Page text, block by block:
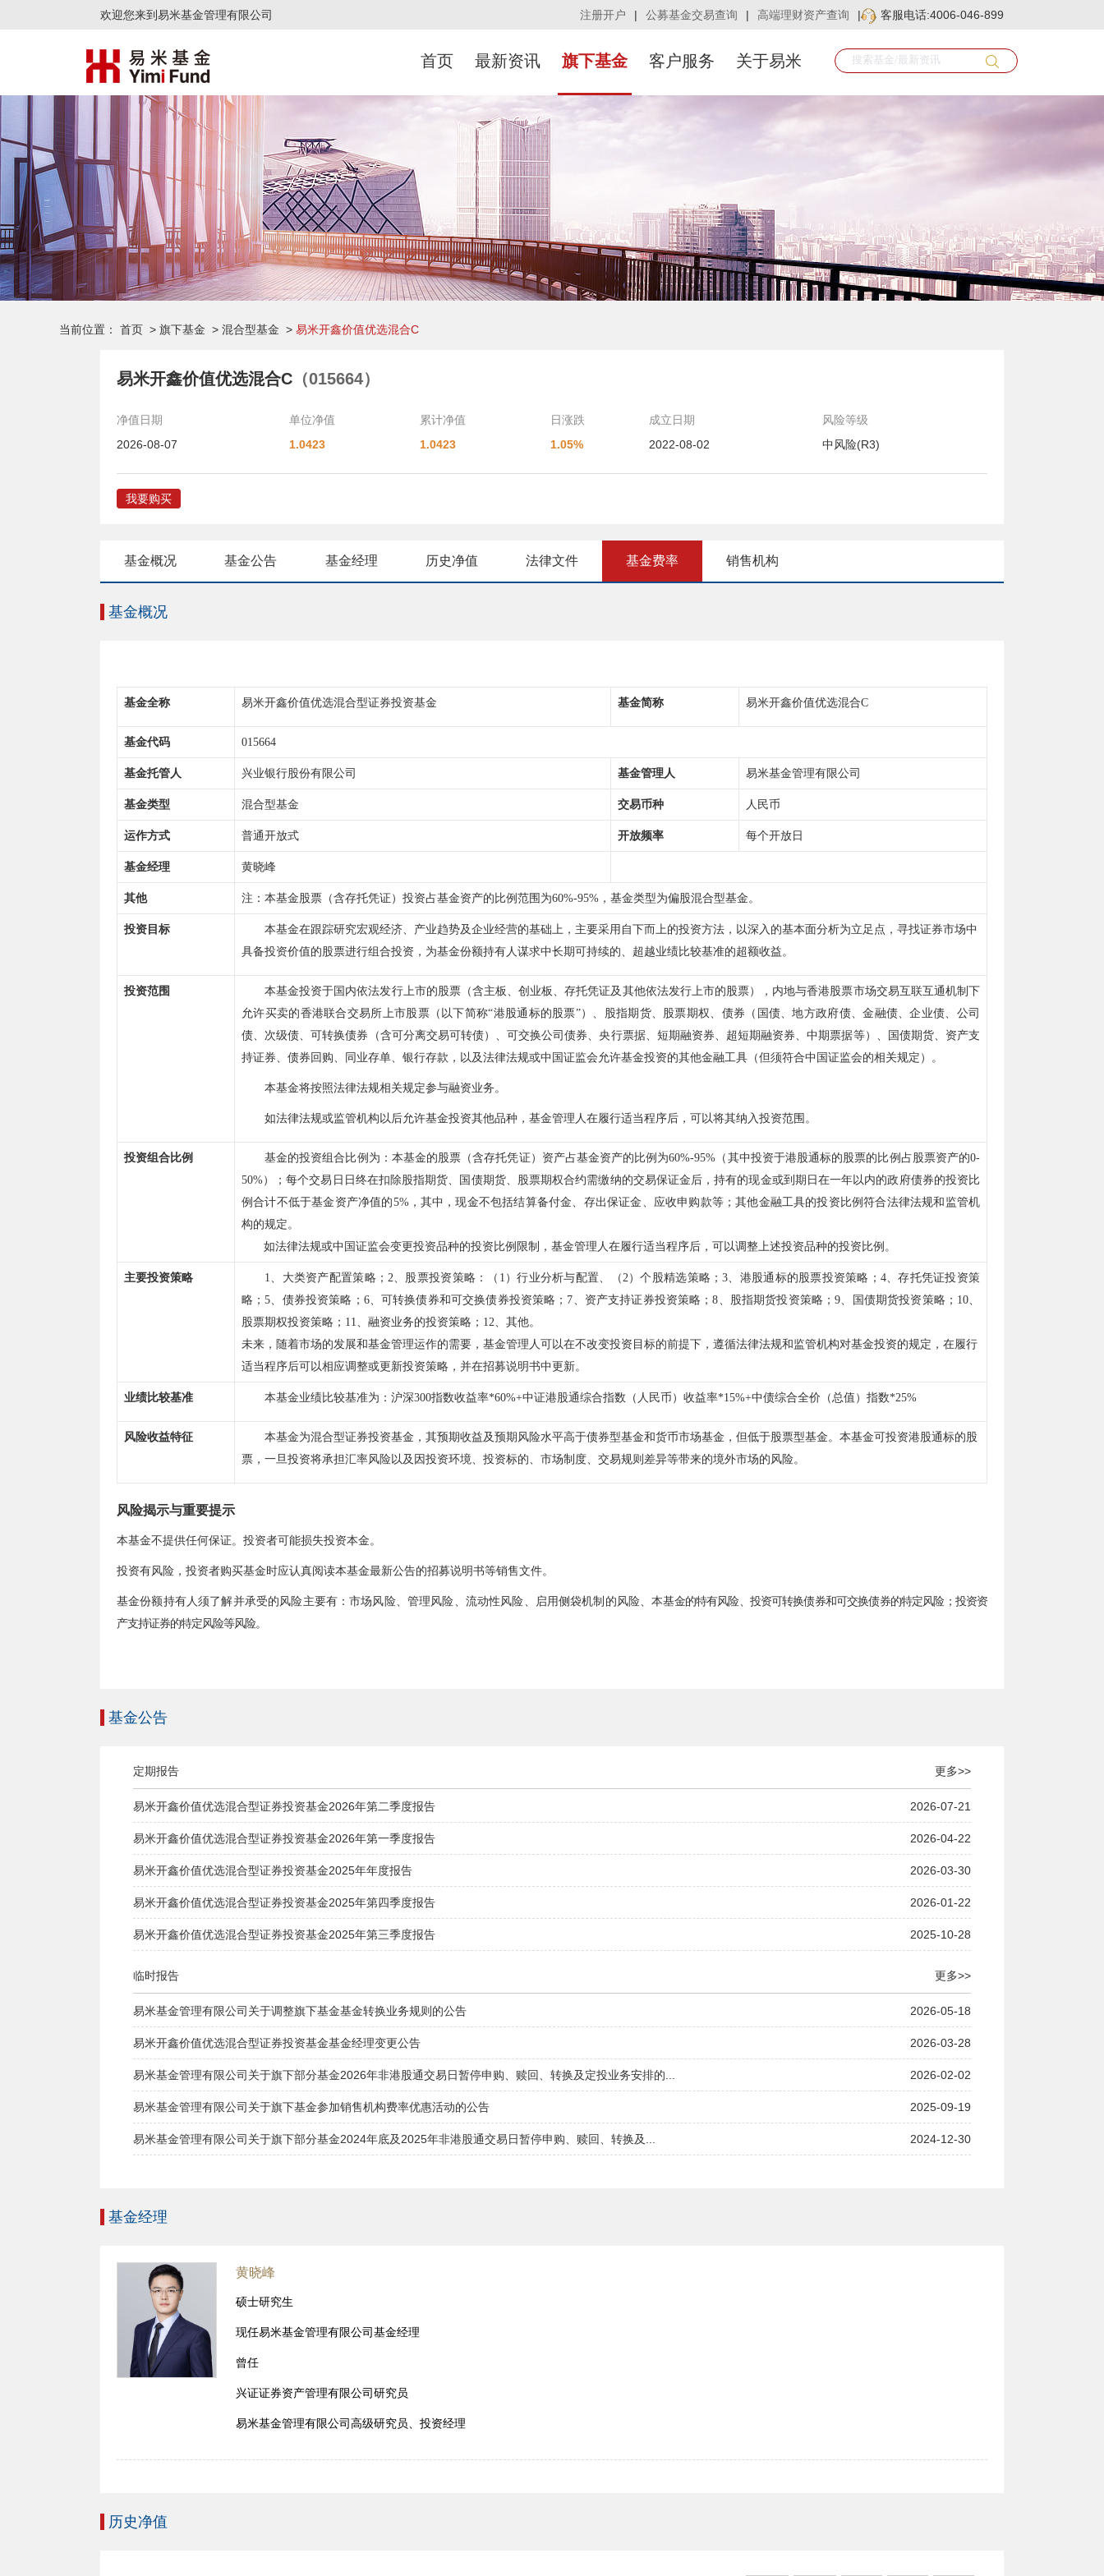
欢迎您来到易米基金管理有限公司 注册开户 | 公募基金交易查询 | 高端理财资产查询 | 客服电话:4006-046-899
首页 最新资讯 旗下基金 客户服务 关于易米
当前位置： 首页 > 旗下基金 > 混合型基金 > 易米开鑫价值优选混合C
易米开鑫价值优选混合C （015664）
净值日期 单位净值 累计净值 日涨跌 成立日期
风险等级
2026-08-07
1.0423 1.0423 1.05% 2022-08-02 中风险(R3)
我要购买
基金概况 基金公告 基金经理 历史净值 法律文件 基金费率 销售机构
基金概况
基金全称 易米开鑫价值优选混合型证券投资基金 基金简称 易米开鑫价值优选混合C
基金代码 015664
基金托管人 兴业银行股份有限公司 基金管理人 易米基金管理有限公司
基金类型 混合型基金 交易币种 人民币
运作方式 普通开放式 开放频率 每个开放日
基金经理 黄晓峰
其他 注：本基金股票（含存托凭证）投资占基金资产的比例范围为60%-95%，基金类型为偏股混合型基金。
投资目标
本基金在跟踪研究宏观经济、产业趋势及企业经营的基础上，主要采用自下而上的投资方法，以深入的基本面分析为立足点，寻找证券市场中
具备投资价值的股票进行组合投资，为基金份额持有人谋求中长期可持续的、超越业绩比较基准的超额收益。
投资范围
本基金投资于国内依法发行上市的股票（含主板、创业板、存托凭证及其他依法发行上市的股票），内地与香港股票市场交易互联互通机制下
允许买卖的香港联合交易所上市股票（以下简称“港股通标的股票”）、股指期货、股票期权、债券（国债、地方政府债、金融债、企业债、公司
债、次级债、可转换债券（含可分离交易可转债）、可交换公司债券、央行票据、短期融资券、超短期融资券、中期票据等）、国债期货、资产支
持证券、债券回购、同业存单、银行存款，以及法律法规或中国证监会允许基金投资的其他金融工具（但须符合中国证监会的相关规定）。
本基金将按照法律法规相关规定参与融资业务。
如法律法规或监管机构以后允许基金投资其他品种，基金管理人在履行适当程序后，可以将其纳入投资范围。
投资组合比例 基金的投资组合比例为：本基金的股票（含存托凭证）资产占基金资产的比例为60%-95% （其中投资于港股通标的股票的比例占股票资产的0-
50%）；每个交易日日终在扣除股指期货、国债期货、股票期权合约需缴纳的交易保证金后，持有的现金或到期日在一年以内的政府债券的投资比
例合计不低于基金资产净值的5%，其中，现金不包括结算备付金、存出保证金、应收申购款等；其他金融工具的投资比例符合法律法规和监管机
构的规定。
如法律法规或中国证监会变更投资品种的投资比例限制，基金管理人在履行适当程序后，可以调整上述投资品种的投资比例。
主要投资策略 1、大类资产配置策略； 2、股票投资策略：（ 1 ）行业分析与配置、（2）个股精选策略；3、港股通标的股票投资策略； 4、存托凭证投资策
略；5、债券投资策略； 6、可转换债券和可交换债券投资策略； 7、资产支持证券投资策略；8、股指期货投资策略；9、国债期货投资策略； 10、
股票期权投资策略； 11、融资业务的投资策略； 12、其他。
未来，随着市场的发展和基金管理运作的需要，基金管理人可以在不改变投资目标的前提下，遵循法律法规和监管机构对基金投资的规定，在履行
适当程序后可以相应调整或更新投资策略，并在招募说明书中更新。
业绩比较基准 本基金业绩比较基准为：沪深300指数收益率*60%+中证港股通综合指数（人民币）收益率*15%+中债综合全价（总值）指数*25%
风险收益特征
本基金为混合型证券投资基金，其预期收益及预期风险水平高于债券型基金和货币市场基金，但低于股票型基金。本基金可投资港股通标的股
票，一旦投资将承担汇率风险以及因投资环境、投资标的、市场制度、交易规则差异等带来的境外市场的风险。
风险揭示与重要提示
本基金不提供任何保证。投资者可能损失投资本金。
投资有风险，投资者购买基金时应认真阅读本基金最新公告的招募说明书等销售文件。
基金份额持有人须了解并承受的风险主要有：市场风险、管理风险、流动性风险、启用侧袋机制的风险、本基金的特有风险、投资可转换债券和可交换债券的特定风险；投资资
产支持证券的特定风险等风险。
基金公告
更多>>
定期报告
2026-07-21
易米开鑫价值优选混合型证券投资基金2026年第二季度报告
2026-04-22
易米开鑫价值优选混合型证券投资基金2026年第一季度报告
2026-03-30
易米开鑫价值优选混合型证券投资基金2025年年度报告
2026-01-22
易米开鑫价值优选混合型证券投资基金2025年第四季度报告
2025-10-28
易米开鑫价值优选混合型证券投资基金2025年第三季度报告
更多>>
临时报告
2026-05-18
易米基金管理有限公司关于调整旗下基金基金转换业务规则的公告
2026-03-28
易米开鑫价值优选混合型证券投资基金基金经理变更公告
2026-02-02
易米基金管理有限公司关于旗下部分基金2026年非港股通交易日暂停申购、赎回、转换及定投业务安排的...
2025-09-19
易米基金管理有限公司关于旗下基金参加销售机构费率优惠活动的公告
2024-12-30
易米基金管理有限公司关于旗下部分基金2024年底及2025年非港股通交易日暂停申购、赎回、转换及...
基金经理
黄晓峰
硕士研究生
现任易米基金管理有限公司基金经理
曾任
兴证证券资产管理有限公司研究员
易米基金管理有限公司高级研究员、投资经理
历史净值